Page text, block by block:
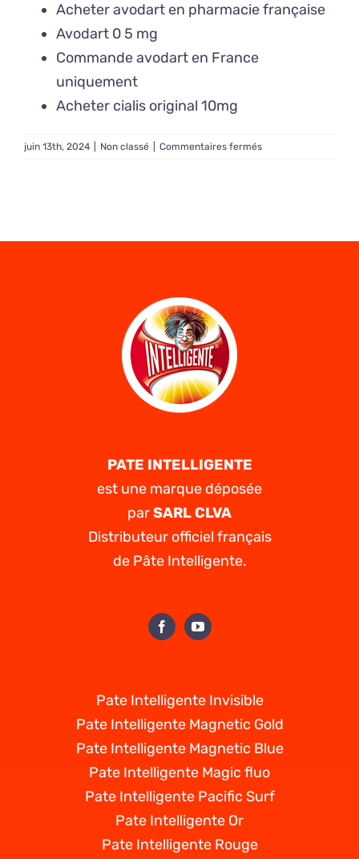
Acheter avodart en pharmacie française
Avodart 0 5 mg
Commande avodart en France
uniquement
Acheter cialis original 10mg
juin 13th, 2024 Non classé Commentaires ferméssur
À
PATE INTELLIGENTE
est une marque déposée
parSARL CLVA
Distributeur officiel français
de Pâte Intelligente.
Pate Intelligente Invisible
Pate Intelligente Magnetic Gold
Pate Intelligente Magnetic Blue
Pate Intelligente Magic fluo
Pate Intelligente Pacific Surf
Pate Intelligente Or
Pate Intelligente Rouge